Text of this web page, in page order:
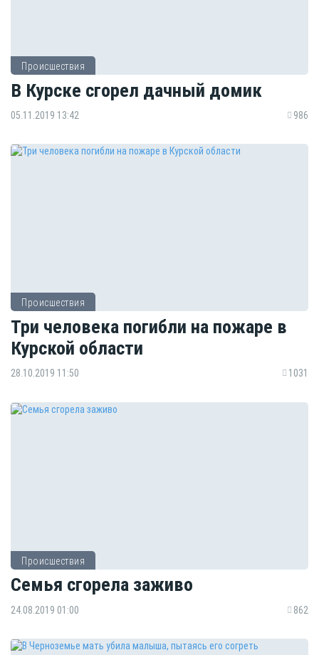
Происшествия
В Курске сгорел дачный домик
05.11.2019 13:42 986
Происшествия
Три человека погибли на пожаре в
Курской области
28.10.2019 11:50 1031
Происшествия
Семья сгорела заживо
24.08.2019 01:00 862